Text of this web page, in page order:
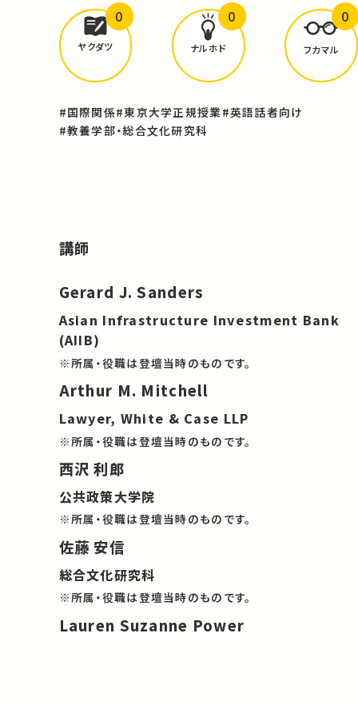
どんな学びがありましたか？
ヤクダツ
0
ナルホド
0
フカマル
0
#国際関係#東京大学正規授業 #英語話者向け
#教養学部・総合文化研究科
講師
Gerard J. Sanders
Asian Infrastructure Investment Bank
(AIIB)
※所属・役職は登壇当時のものです。
Arthur M. Mitchell
Lawyer, White & Case LLP
※所属・役職は登壇当時のものです。
西沢 利郎
公共政策大学院
※所属・役職は登壇当時のものです。
佐藤 安信
総合文化研究科
※所属・役職は登壇当時のものです。
Lauren Suzanne Power